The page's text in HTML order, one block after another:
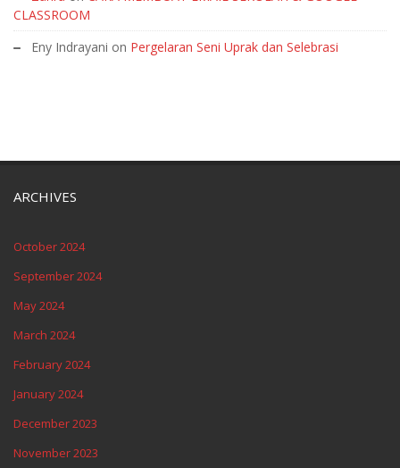
CLASSROOM
Eny Indrayani on Pergelaran Seni Uprak dan Selebrasi
ARCHIVES
October 2024
September 2024
May 2024
March 2024
February 2024
January 2024
December 2023
November 2023